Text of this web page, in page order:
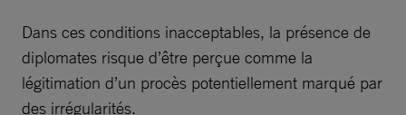
Dans ces conditions inacceptables, la présence de
diplomates risque d’être perçue comme la
légitimation d’un procès potentiellement marqué par
des irrégularités.